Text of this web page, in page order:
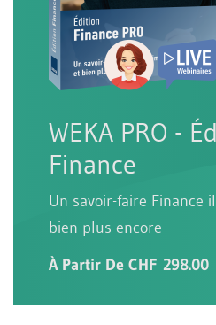
WEKA PRO -
Finance
Un savoir-faire Finance
bien plus encore
À Partir De CHF 298.00